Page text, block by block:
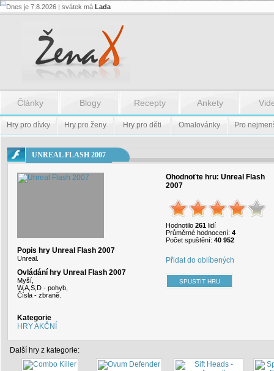
Flash.nazev
Flash.nazev
Dnes je 7.8.2026 | svátek má Lada
Články Blogy Recepty Ankety
Hry pro dívky Hry pro ženy Hry pro děti Omalovánky Pro
UNREAL FLASH 2007
Popis hry Unreal Flash 2007
Unreal.
Ovládání hry Unreal Flash 2007
Myší,
W,A,S,D - pohyb,
Čísla - zbraně.
Kategorie
HRY AKČNÍ
Ohodnoťte hru: Unreal Flash
2007
Hodnotilo 261 lidí
Průměrné hodnocení: 4
Počet spuštění: 40 952
Přidat do oblíbených
Další hry z kategorie: